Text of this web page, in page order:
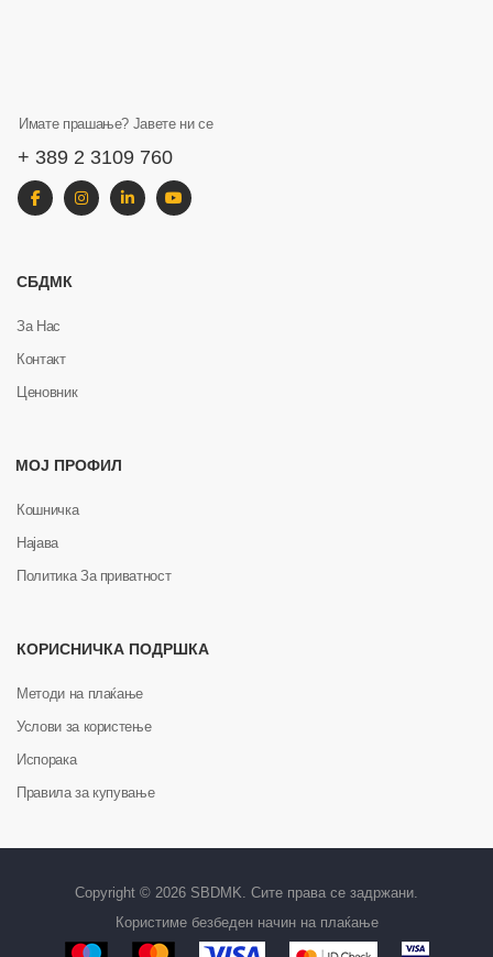
Имате прашање? Јавете ни се
+ 389 2 3109 760
СБДМК
За Нас
Контакт
Ценовник
МОЈ ПРОФИЛ
Кошничка
Најава
Политика За приватност
КОРИСНИЧКА ПОДРШКА
Методи на плаќање
Услови за користење
Испорака
Правила за купување
Copyright © 2026 SBDMK. Сите права се задржани.
Користиме безбеден начин на плаќање